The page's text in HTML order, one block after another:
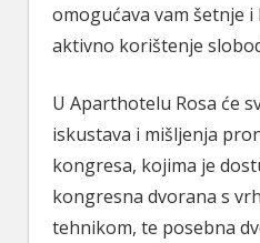
omogućava vam šetnje
aktivno korištenje
U Aparthotelu Rosa će
iskustava i mišljenja
kongresa, kojima je
kongresna dvorana s
tehnikom, te posebna